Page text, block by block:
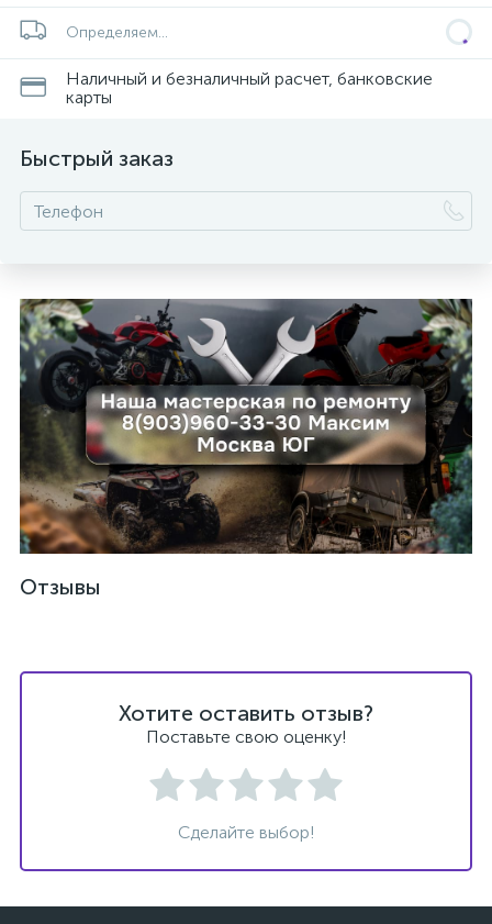
Определяем...
Наличный и безналичный расчет, банковские
карты
Быстрый заказ
Отзывы
Хотите оставить отзыв?
Поставьте свою оценку!
Сделайте выбор!